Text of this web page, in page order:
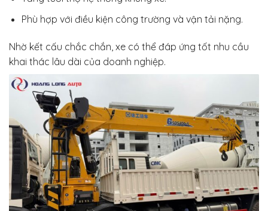
Phù hợp với điều kiện công trường và vận tải nặng.
Nhờ kết cấu chắc chắn, xe có thể đáp ứng tốt nhu cầu
khai thác lâu dài của doanh nghiệp.